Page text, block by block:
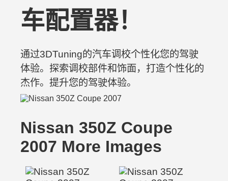
车配置器！
通过3DTuning的汽车调校个性化您的驾驶
体验。探索调校部件和饰面，打造个性化的
杰作。提升您的驾驶体验。
Nissan 350Z Coupe
2007 More Images